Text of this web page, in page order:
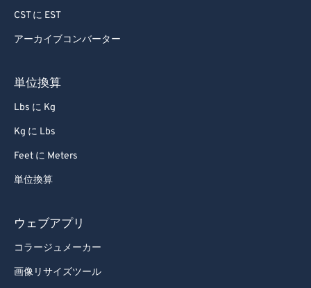
CST に EST
アーカイブコンバーター
単位換算
Lbs に Kg
Kg に Lbs
Feet に Meters
単位換算
ウェブアプリ
コラージュメーカー
画像リサイズツール